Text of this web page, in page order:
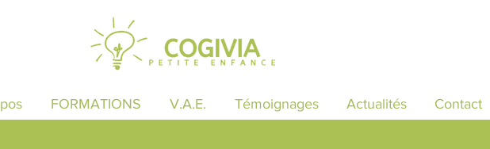
FORMATIONS V.A.E. Témoignages Actualités Contact